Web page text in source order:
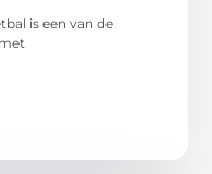
is een van de